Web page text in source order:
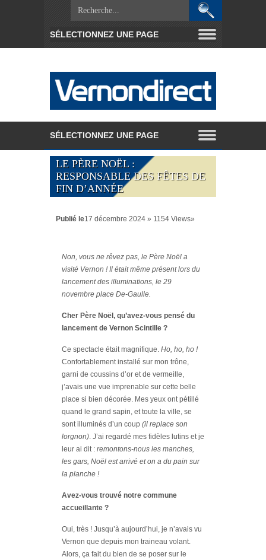
LE PÈRE NOËL :
RESPONSABLE DES FÊTES DE
FIN D’ANNÉE
Publié le17 décembre 2024 » 1154 Views»
Non, vous ne rêvez pas, le Père Noël a
visité Vernon ! Il était même présent lors du
lancement des illuminations, le 29
novembre place De-Gaulle.
Cher Père Noël, qu’avez-vous pensé du
lancement de Vernon Scintille ?
Ce spectacle était magnifique. Ho, ho, ho !
Confortablement installé sur mon trône,
garni de coussins d’or et de vermeille,
j’avais une vue imprenable sur cette belle
place si bien décorée. Mes yeux ont pétillé
quand le grand sapin, et toute la ville, se
sont illuminés d’un coup (il replace son
lorgnon). J’ai regardé mes fidèles lutins et je
leur ai dit : remontons-nous les manches,
les gars, Noël est arrivé et on a du pain sur
la planche !
Avez-vous trouvé notre commune
accueillante ?
Oui, très ! Jusqu’à aujourd’hui, je n’avais vu
Vernon que depuis mon traineau volant.
Alors, ça fait du bien de se poser sur le